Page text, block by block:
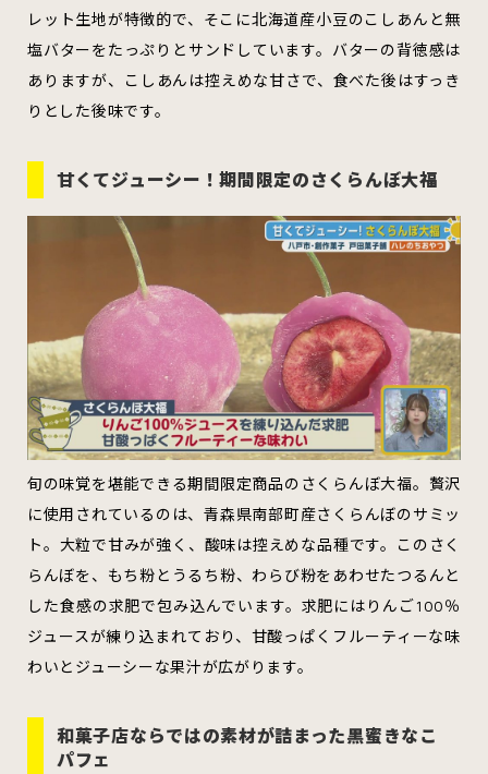
公式X
レット生地が特徴的で、そこに北海道産小豆のこしあんと無
塩バターをたっぷりとサンドしています。バターの背徳感は
ありますが、こしあんは控えめな甘さで、食べた後はすっき
りとした後味です。
甘くてジューシー！期間限定のさくらんぼ大福
旬の味覚を堪能できる期間限定商品のさくらんぼ大福。贅沢
に使用されているのは、青森県南部町産さくらんぼのサミッ
ト。大粒で甘みが強く、酸味は控えめな品種です。このさく
らんぼを、もち粉とうるち粉、わらび粉をあわせたつるんと
した食感の求肥で包み込んでいます。求肥にはりんご100％
ジュースが練り込まれており、甘酸っぱくフルーティーな味
わいとジューシーな果汁が広がります。
和菓子店ならではの素材が詰まった黒蜜きなこ
パフェ